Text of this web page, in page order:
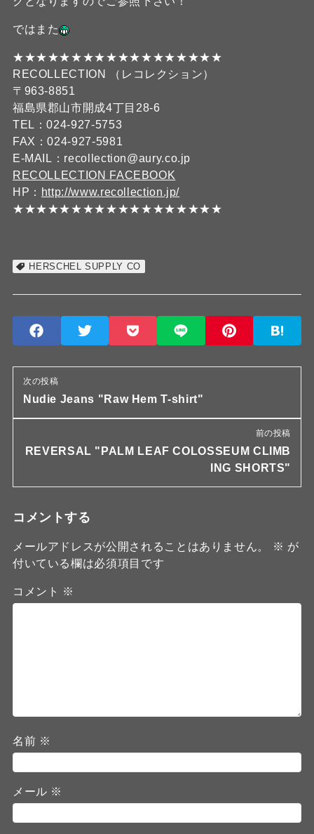
ではまた
★★★★★★★★★★★★★★★★★★
RECOLLECTION （レコレクション）
〒963-8851
福島県郡山市開成4丁目28-6
TEL：024-927-5753
FAX：024-927-5981
E-MAIL：recollection@aury.co.jp
RECOLLECTION FACEBOOK
HP： http://www.recollection.jp/
★★★★★★★★★★★★★★★★★★
HERSCHEL SUPPLY CO
次の投稿
Nudie Jeans "Raw Hem T-shirt"
前の投稿
REVERSAL "PALM LEAF COLOSSEUM CLIMB
ING SHORTS"
コメントする
メールアドレスが公開されることはありません。 ※ が
付いている欄は必須項目です
コメント ※
名前 ※
メール ※